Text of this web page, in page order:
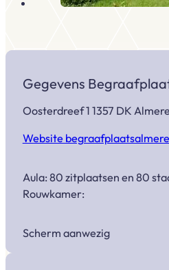
Gegevens
Oosterdreef 1 1357 DK
Website
Aula: 80 zitplaatsen en 80
Rouwkamer:
Scherm aanwezig